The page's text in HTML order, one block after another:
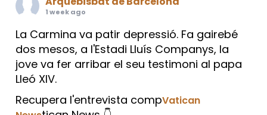
1 week ago
La Carmina va patir depressió. Fa gairebé
dos mesos, a l'Estadi Lluís Companys, la
jove va fer arribar el seu testimoni al papa
Lleó XIV.
Recupera l'entrevista compVatican